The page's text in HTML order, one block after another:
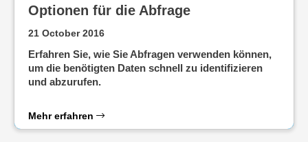
Optionen für die Abfrage
21 October 2016
Erfahren Sie, wie Sie Abfragen verwenden können,
um die benötigten Daten schnell zu identifizieren
und abzurufen.
Mehr erfahren